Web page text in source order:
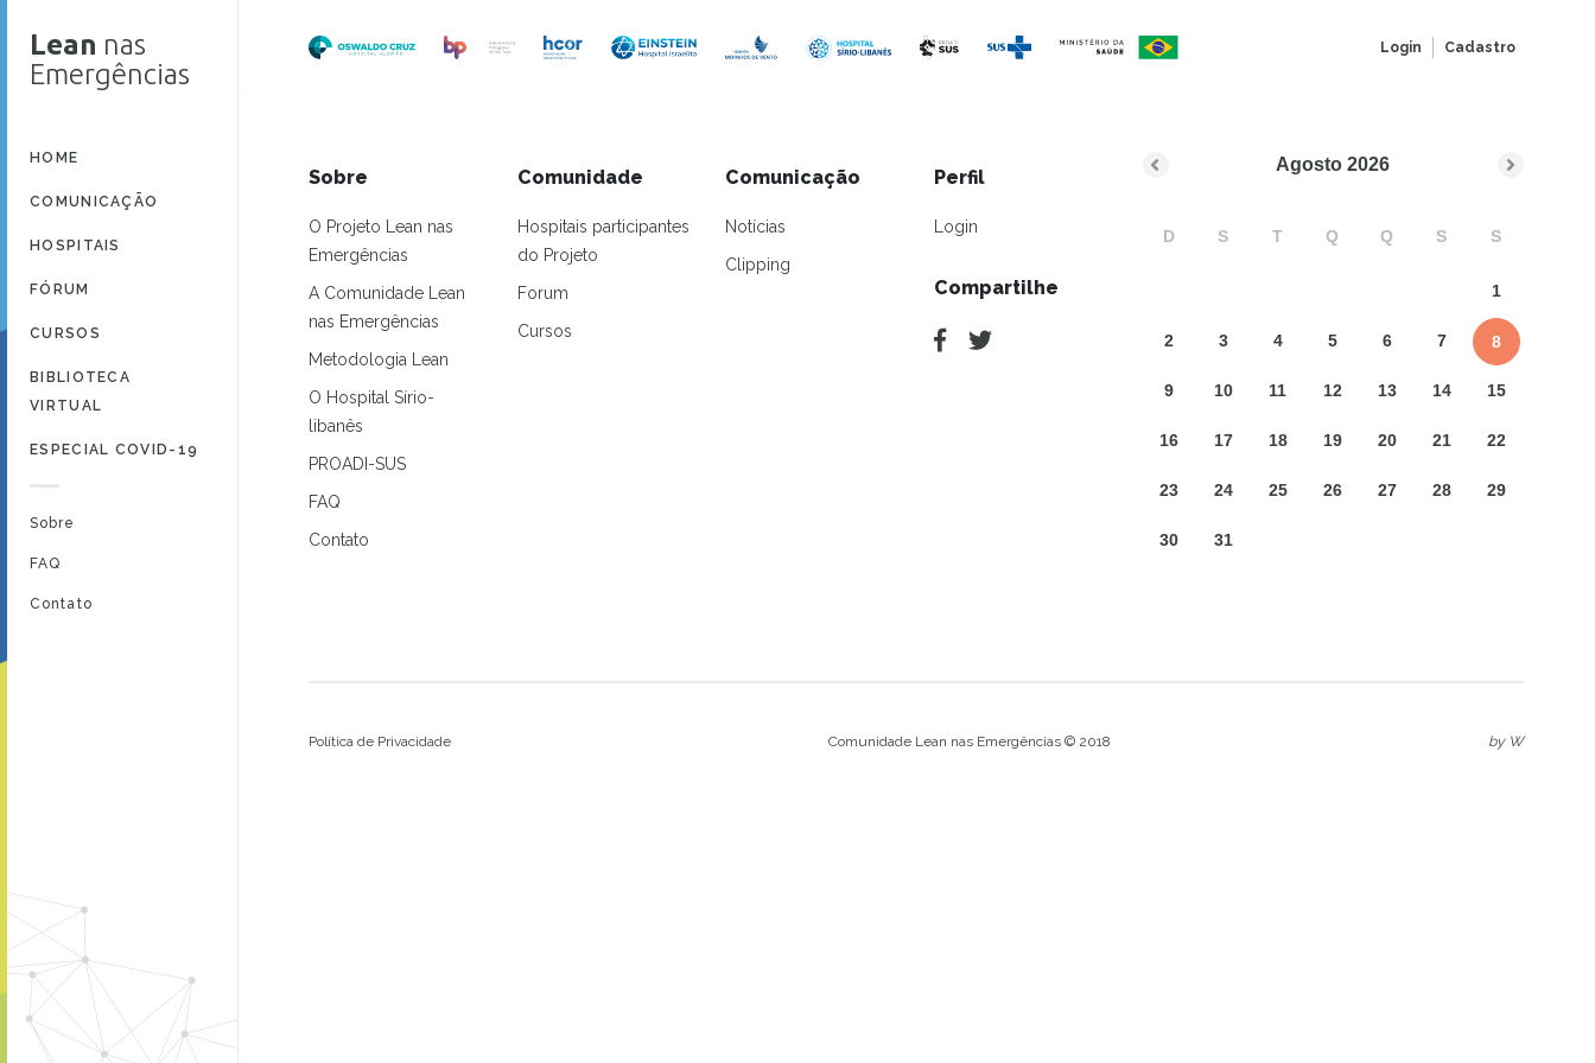
Login Cadastro
Lean nas
Emergências
HOME
COMUNICAÇÃO
HOSPITAIS
FÓRUM
CURSOS
BIBLIOTECA
VIRTUAL
ESPECIAL COVID-19
Sobre
FAQ
Contato
Sobre
O Projeto Lean nas
Emergências
A Comunidade Lean
nas Emergências
Metodologia Lean
O Hospital Sírio-
libanês
PROADI-SUS
FAQ
Contato
Comunidade
Hospitais participantes
do Projeto
Forum
Cursos
Comunicação
Notícias
Clipping
Perfil
Login
Compartilhe
Agosto 2026
D S T Q Q S S
1
2 3 4 5 6 7 8
9 10 11 12 13 14 15
16 17 18 19 20 21 22
23 24 25 26 27 28 29
30 31
Política de Privacidade Comunidade Lean nas Emergências © 2018 by W